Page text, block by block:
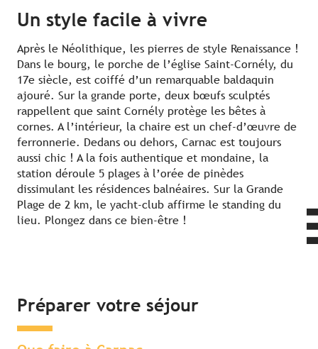
Un style facile à vivre
Après le Néolithique, les pierres de style Renaissance !
Dans le bourg, le porche de l’église Saint-Cornély, du
17e siècle, est coiffé d’un remarquable baldaquin
ajouré. Sur la grande porte, deux bœufs sculptés
rappellent que saint Cornély protège les bêtes à
cornes. A l’intérieur, la chaire est un chef-d’œuvre de
ferronnerie. Dedans ou dehors, Carnac est toujours
aussi chic ! A la fois authentique et mondaine, la
station déroule 5 plages à l’orée de pinèdes
dissimulant les résidences balnéaires. Sur la Grande
Plage de 2 km, le yacht-club affirme le standing du
lieu. Plongez dans ce bien-être !
Préparer votre séjour